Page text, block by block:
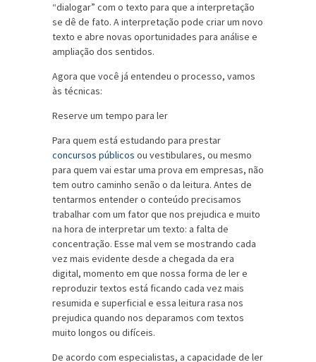
“dialogar” com o texto para que a interpretação
se dê de fato. A interpretação pode criar um novo
texto e abre novas oportunidades para análise e
ampliação dos sentidos.
Agora que você já entendeu o processo, vamos
às técnicas:
Reserve um tempo para ler
Para quem está estudando para prestar
concursos públicos ou vestibulares, ou mesmo
para quem vai estar uma prova em empresas, não
tem outro caminho senão o da leitura. Antes de
tentarmos entender o conteúdo precisamos
trabalhar com um fator que nos prejudica e muito
na hora de interpretar um texto: a falta de
concentração. Esse mal vem se mostrando cada
vez mais evidente desde a chegada da era
digital, momento em que nossa forma de ler e
reproduzir textos está ficando cada vez mais
resumida e superficial e essa leitura rasa nos
prejudica quando nos deparamos com textos
muito longos ou difíceis.
De acordo com especialistas, a capacidade de ler